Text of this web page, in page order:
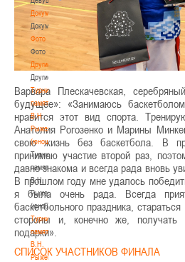
Документы
Документы
Фото
Фото
Другие
Другие
Турнир
памяти
В.Н.
Рыженкова
(юноши)
Турнир
памяти
В.Н.
Рыженкова
(юноши)
Турнир
памяти
В.Н.
Рыженкова
Варвара Плескачевская,
будущее»: «Занимаюсь
нравится этот вид спорта.
Анатолия Рогозенко и Марины
свою жизнь без баскетбола. В
принимаю участие второй раз,
давно знакома и всегда рада вновь
В прошлом году мне удалось
я была очень рада. Всегда
баскетбольного праздника,
стороны и, конечно же,
подарки».
СПИСОК УЧАСТНИКОВ ФИНАЛА